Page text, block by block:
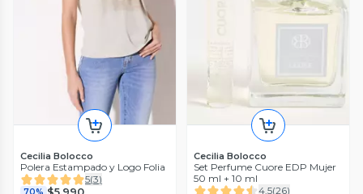
Cecilia Bolocco
Polera Estampado y Logo Folia
5(3)
70%
Cecilia Bolocco
Set Perfume Cuore EDP Mujer
50 ml + 10 ml
4.5(26)